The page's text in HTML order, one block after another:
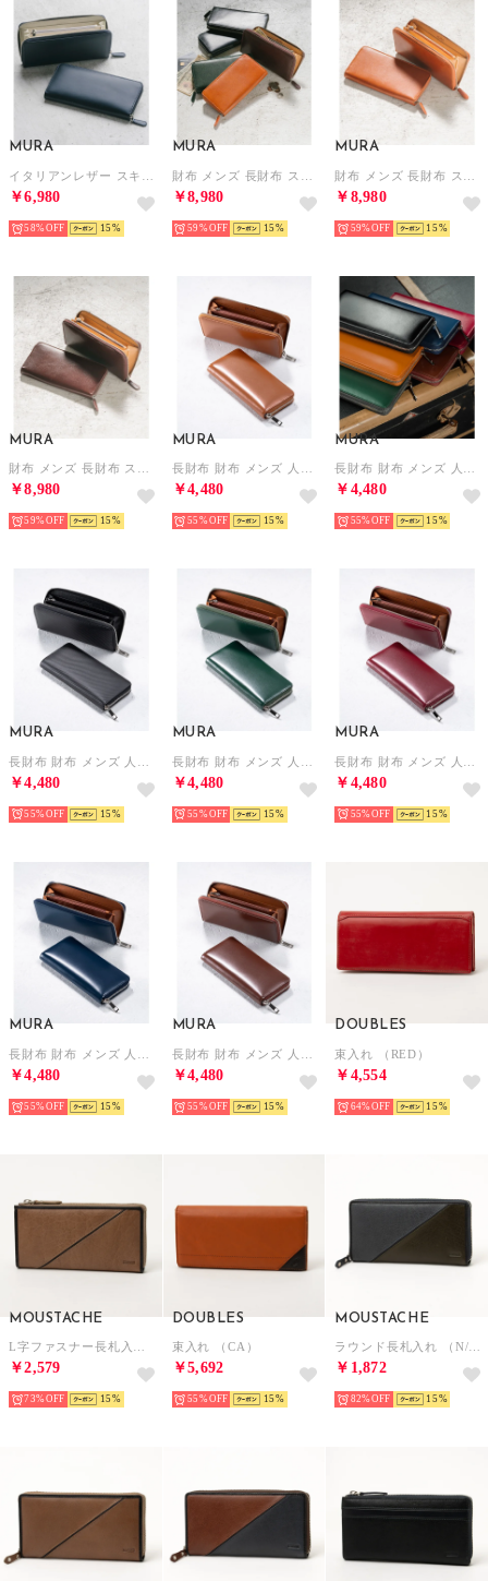
MURA
￥6,980
58% 15
MURA
￥8,980
59% 15
MURA
￥8,980
59% 15
MURA
￥8,980
59% 15
MURA
￥4,480
55% 15
MURA
￥4,480
55% 15
MURA
￥4,480
55% 15
MURA
￥4,480
55% 15
MURA
￥4,480
55% 15
MURA
￥4,480
55% 15
MURA
￥4,480
55% 15
DOUBLES
束入れ （RED）
￥4,554
64% 15
MOUSTACHE
￥2,579
73% 15
DOUBLES
束入れ （CA）
￥5,692
55% 15
MOUSTACHE
￥1,872
82% 15